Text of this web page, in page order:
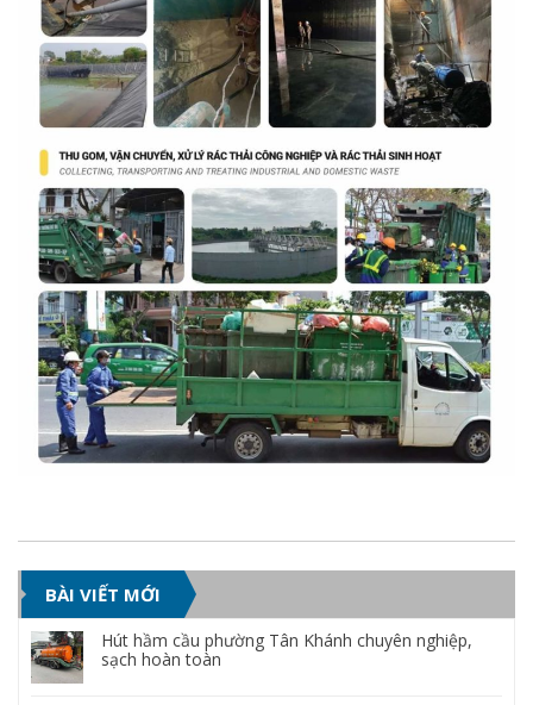
BÀI VIẾT MỚI
Hút hầm cầu phường Tân Khánh chuyên nghiệp,
sạch hoàn toàn